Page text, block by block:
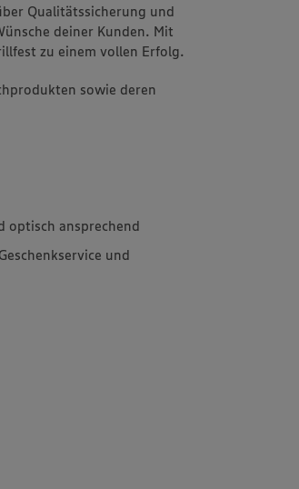
Qualitätssicherung und
deiner Kunden. Mit
zu einem vollen Erfolg.
sowie deren
optisch ansprechend
und